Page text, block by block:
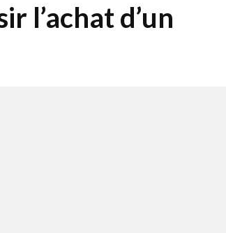
l’achat d’un